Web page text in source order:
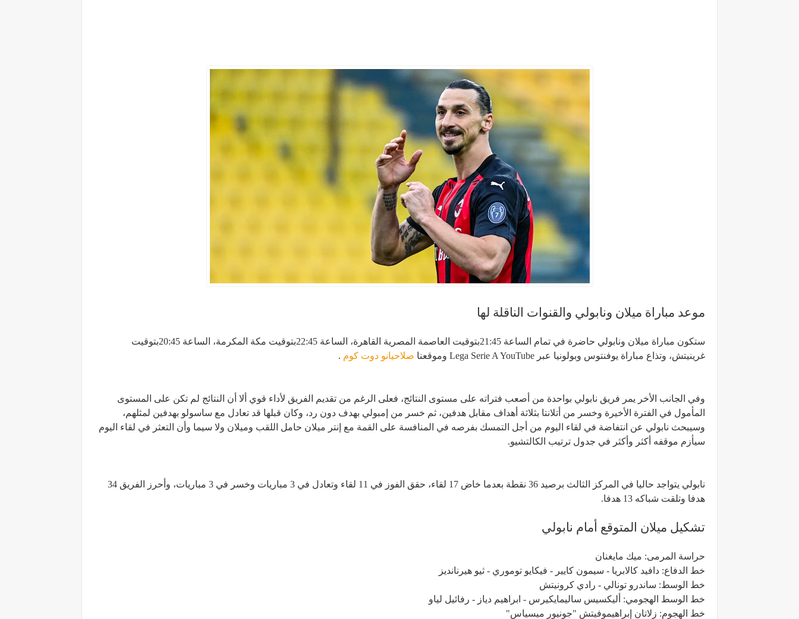
موعد مباراة ميلان ونابولي والقنوات الناقلة لها
ستكون مباراة ميلان ونابولي حاضرة في تمام الساعة 21:45بتوقيت العاصمة المصرية القاهرة، الساعة 22:45بتوقيت مكة المكرمة، الساعة 20:45بتوقيت
غرينيتش، وتذاع مباراة يوفنتوس وبولونيا عبر Lega Serie A YouTube وموقعنا
صلاحيانو دوت كوم .
وفي الجانب الأخر يمر فريق نابولي بواحدة من أصعب فتراته على مستوى النتائج، فعلى الرغم من تقديم الفريق لأداء قوي ألا أن النتائج لم تكن على المستوى
المأمول في الفترة الأخيرة وخسر من أتلانتا بثلاثة أهداف مقابل هدفين، ثم خسر من إمبولي بهدف دون رد، وكان قبلها قد تعادل مع ساسولو بهدفين لمثلهم،
وسيبحث نابولي عن انتفاضة في لقاء اليوم من أجل التمسك بفرصه في المنافسة على القمة مع إنتر ميلان حامل اللقب وميلان ولا سيما وأن التعثر في لقاء اليوم
سيأزم موقفه أكثر وأكثر في جدول ترتيب الكالتشيو.
نابولي يتواجد حاليا في المركز الثالث برصيد 36 نقطة بعدما خاض 17 لقاء، حقق الفوز في 11 لقاء وتعادل في 3 مباريات وخسر في 3 مباريات، وأحرز الفريق 34
هدفا وتلقت شباكه 13 هدفا.
تشكيل ميلان المتوقع أمام نابولي
حراسة المرمى: ميك مايغنان
خط الدفاع: دافيد كالابريا - سيمون كايير - فيكايو توموري - ثيو هيرنانديز
خط الوسط: ساندرو تونالي - رادي كرونيتش
خط الوسط الهجومي: أليكسيس ساليمايكيرس - ابراهيم دياز - رفائيل لياو
خط الهجوم: زلاتان إبراهيموفيتش "جونيور ميسياس"